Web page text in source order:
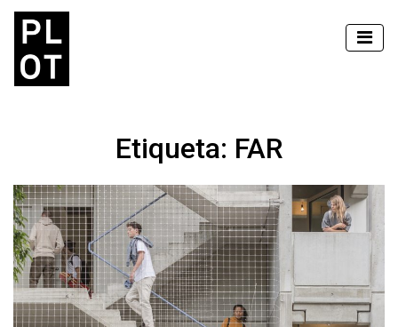
Etiqueta: FAR